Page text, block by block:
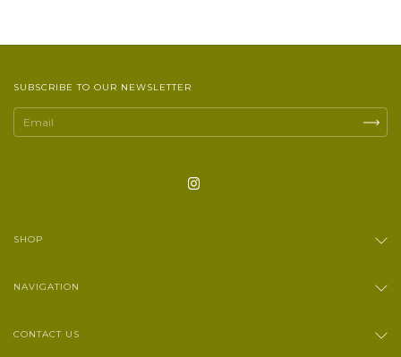
SUBSCRIBE TO OUR NEWSLETTER
SHOP
NAVIGATION
CONTACT US